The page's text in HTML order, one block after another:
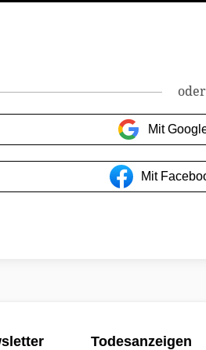
oder
Mit
Mit
Todesanzeigen